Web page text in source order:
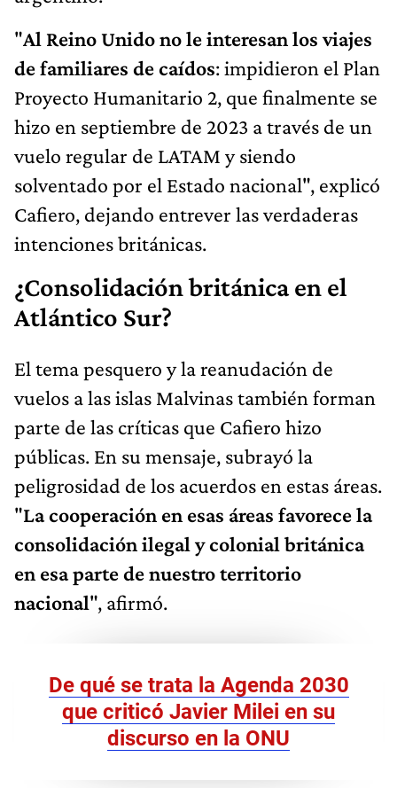
"Al Reino Unido no le interesan los viajes
de familiares de caídos: impidieron el Plan
Proyecto Humanitario 2, que finalmente se
hizo en septiembre de 2023 a través de un
vuelo regular de LATAM y siendo
solventado por el Estado nacional", explicó
Cafiero, dejando entrever las verdaderas
intenciones británicas.
¿Consolidación británica en el
Atlántico Sur?
El tema pesquero y la reanudación de
vuelos a las islas Malvinas también forman
parte de las críticas que Cafiero hizo
públicas. En su mensaje, subrayó la
peligrosidad de los acuerdos en estas áreas.
"La cooperación en esas áreas favorece la
consolidación ilegal y colonial británica
en esa parte de nuestro territorio
nacional", afirmó.
De qué se trata la Agenda 2030
que criticó Javier Milei en su
discurso en la ONU